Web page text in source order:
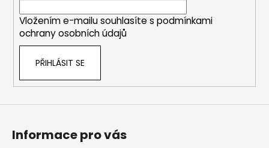
Vložením e-mailu souhlasíte s podmínkami
ochrany osobních údajů
PŘIHLÁSIT SE
Informace pro vás